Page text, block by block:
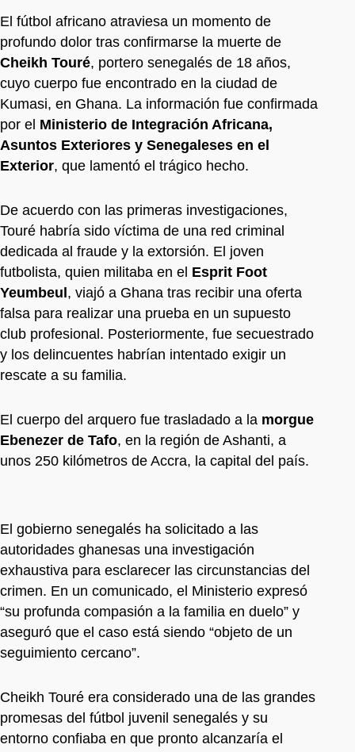
El fútbol africano atraviesa un momento de
profundo dolor tras confirmarse la muerte de
Cheikh Touré, portero senegalés de 18 años,
cuyo cuerpo fue encontrado en la ciudad de
Kumasi, en Ghana. La información fue confirmada
por el Ministerio de Integración Africana,
Asuntos Exteriores y Senegaleses en el
Exterior, que lamentó el trágico hecho.
De acuerdo con las primeras investigaciones,
Touré habría sido víctima de una red criminal
dedicada al fraude y la extorsión. El joven
futbolista, quien militaba en el Esprit Foot
Yeumbeul, viajó a Ghana tras recibir una oferta
falsa para realizar una prueba en un supuesto
club profesional. Posteriormente, fue secuestrado
y los delincuentes habrían intentado exigir un
rescate a su familia.
El cuerpo del arquero fue trasladado a la morgue
Ebenezer de Tafo, en la región de Ashanti, a
unos 250 kilómetros de Accra, la capital del país.
El gobierno senegalés ha solicitado a las
autoridades ghanesas una investigación
exhaustiva para esclarecer las circunstancias del
crimen. En un comunicado, el Ministerio expresó
“su profunda compasión a la familia en duelo” y
aseguró que el caso está siendo “objeto de un
seguimiento cercano”.
Cheikh Touré era considerado una de las grandes
promesas del fútbol juvenil senegalés y su
entorno confiaba en que pronto alcanzaría el